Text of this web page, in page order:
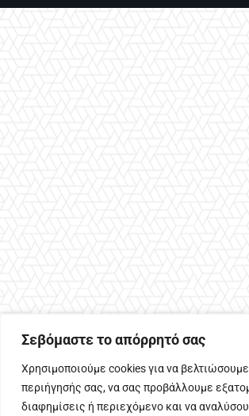
Σεβόμαστε το απόρρητό σας
Χρησιμοποιούμε cookies για να
περιήγησής σας, να σας προβάλλουμε
διαφημίσεις ή περιεχόμενο και να